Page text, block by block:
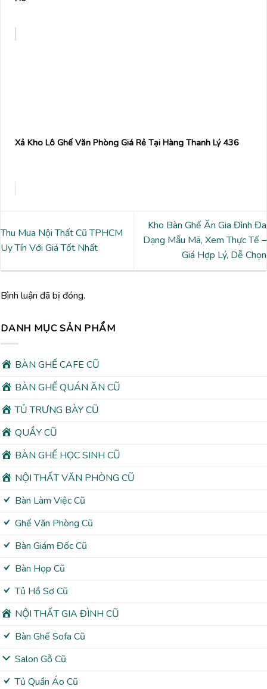
Xả Kho Lô Ghế Văn Phòng Giá Rẻ Tại Hàng Thanh Lý 436
Thu Mua Nội Thất Cũ TPHCM
Uy Tín Với Giá Tốt Nhất
Kho Bàn Ghế Ăn Gia Đình Đa
Dạng Mẫu Mã, Xem Thực Tế –
Giá Hợp Lý, Dễ Chọn
Bình luận đã bị đóng.
DANH MỤC SẢN PHẨM
BÀN GHẾ CAFE CŨ
BÀN GHẾ QUÁN ĂN CŨ
TỦ TRƯNG BÀY CŨ
QUẦY CŨ
BÀN GHẾ HỌC SINH CŨ
NỘI THẤT VĂN PHÒNG CŨ
Bàn Làm Việc Cũ
Ghế Văn Phòng Cũ
Bàn Giám Đốc Cũ
Bàn Họp Cũ
Tủ Hồ Sơ Cũ
NỘI THẤT GIA ĐÌNH CŨ
Bàn Ghế Sofa Cũ
Salon Gỗ Cũ
Tủ Quần Áo Cũ